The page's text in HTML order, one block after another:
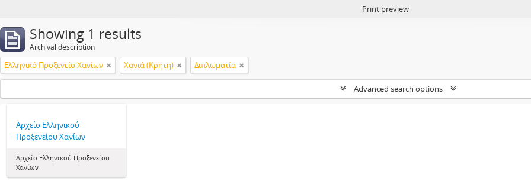
Print preview
Showing 1 results
Archival description
Ελληνικό Προξενείο Χανίων Χανιά (Κρήτη) Διπλωματία
Advanced search options
Αρχείο Ελληνικού
Προξενείου Χανίων
Αρχείο Ελληνικού Προξενείου
Χανίων